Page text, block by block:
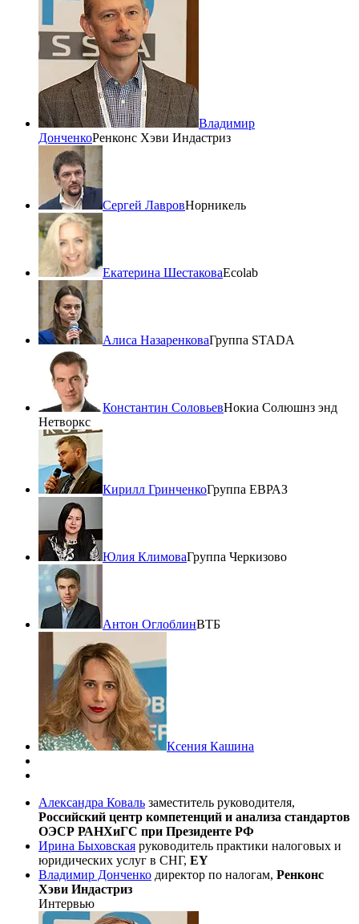
Владимир
ДонченкоРенконс Хэви Индастриз
Сергей ЛавровНорникель
Екатерина ШестаковаEcolab
Алиса НазаренковаГруппа STADA
Константин СоловьевНокиа Солюшнз энд
Нетворкс
Кирилл ГринченкоГруппа ЕВРАЗ
Юлия КлимоваГруппа Черкизово
Антон ОглоблинВТБ
Ксения Кашина
Александра Коваль заместитель руководителя,
Российский центр компетенций и анализа стандартов
ОЭСР РАНХиГС при Президенте РФ
Ирина Быховская руководитель практики налоговых и
юридических услуг в СНГ, EY
Владимир Донченко директор по налогам, Ренконс
Хэви Индастриз
Интервью